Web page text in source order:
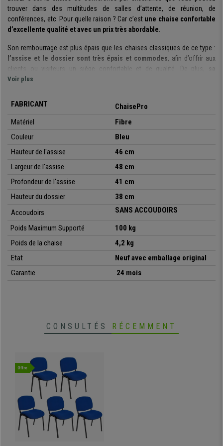
trouver dans des multitudes de salles d’attente, de réunion, de
conférences, etc. Pour quelle raison ? Car c’est une chaise confortable
d’excellente qualité et avec un prix très abordable.
Son rembourrage est plus épais que les chaises classiques de ce type :
l’assise et le dossier sont très épais et commodes, afin d’offrir aux
clients ou visiteurs un siège confortable et de qualité. De plus,
structure est fabriquée avec un cadre en acier avec 4 pieds laqués
Il s’agit d’un modèle très pratique et polyvalent
lors de réunions, avec des clients, pour les salles d’attente, de
De plus, elle
est disponible en différentes couleurs
choisir celle qui s’adapte le mieux à vos besoins ou espace de travail.
Soulignons également qu’il s’agit d’unmodèle empilable
livrées totalement montées
. Un modèle idéal à un Prix imbattable, que
Idéale pour salle de conférence
•Très résistante: cadre en acier avec 4 pieds laqués noir
• Très pratique et polyvalente
Voir plus
FABRICANT
ChaisePro
Matériel
Fibre
Couleur
Bleu
Hauteur de l'assise
46 cm
Largeur de l'assise
48 cm
Profondeur de l'assise
41 cm
Hauteur du dossier
38 cm
Accoudoirs
SANS ACCOUDOIRS
Poids Maximum Supporté
100 kg
Poids de la chaise
4,2 kg
Etat
Neuf avec emballage original
Garantie
24 mois
CONSULTÉS RÉCEMMENT
Offre